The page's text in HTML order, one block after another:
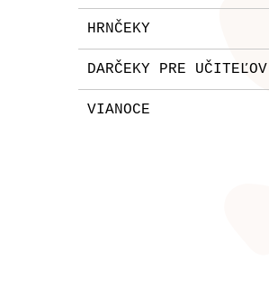
HRNČEKY
DARČEKY PRE UČITEĽOV
VIANOCE